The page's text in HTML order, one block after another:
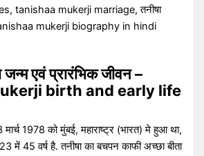
tanishaa mukerji marriage, तनीषा
mukerji biography in hindi
जन्म एवं प्रारंभिक जीवन –
birth and early life
मार्च 1978 को मुंबई, महाराष्ट्र (भारत) मे हुआ था,
में 45 वर्ष है. तनीषा का बचपन काफी अच्छा बीता